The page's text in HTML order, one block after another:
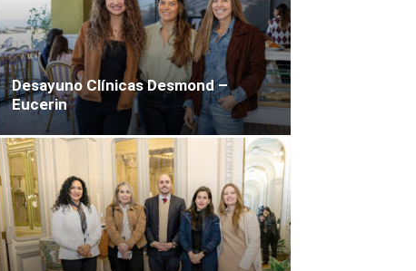
Desayuno Clínicas Desmond –
Eucerin